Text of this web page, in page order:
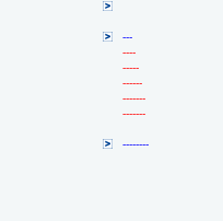
---
----
-----
------
-------
-------
--------